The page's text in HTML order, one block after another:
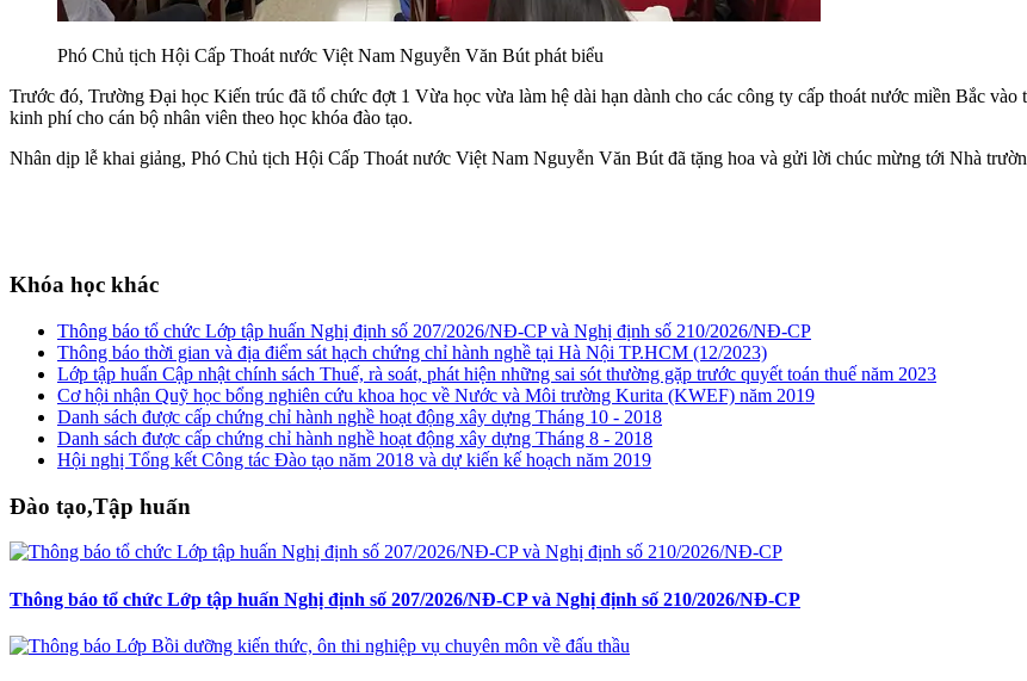
Phó Chủ tịch Hội Cấp Thoát nước Việt Nam Nguyễn Văn Bút phát biểu
Trước đó, Trường Đại học Kiến trúc đã tổ chức đợt 1 Vừa học vừa làm hệ dài hạn dành cho các công ty cấp thoát nước miền Bắc
kinh phí cho cán bộ nhân viên theo học khóa đào tạo.
Nhân dịp lễ khai giảng, Phó Chủ tịch Hội Cấp Thoát nước Việt Nam Nguyễn Văn Bút đã tặng hoa và gửi lời chúc mừng tới Nhà
Khóa học khác
Thông báo tổ chức Lớp tập huấn Nghị định số 207/2026/NĐ-CP và Nghị định số 210/2026/NĐ-CP
Thông báo thời gian và địa điểm sát hạch chứng chỉ hành nghề tại Hà Nội TP.HCM (12/2023)
Lớp tập huấn Cập nhật chính sách Thuế, rà soát, phát hiện những sai sót thường gặp trước quyết toán thuế năm 2023
Cơ hội nhận Quỹ học bổng nghiên cứu khoa học về Nước và Môi trường Kurita (KWEF) năm 2019
Danh sách được cấp chứng chỉ hành nghề hoạt động xây dựng Tháng 10 - 2018
Danh sách được cấp chứng chỉ hành nghề hoạt động xây dựng Tháng 8 - 2018
Hội nghị Tổng kết Công tác Đào tạo năm 2018 và dự kiến kế hoạch năm 2019
Đào tạo,Tập huấn
Thông báo tổ chức Lớp tập huấn Nghị định số 207/2026/NĐ-CP và Nghị định số 210/2026/NĐ-CP